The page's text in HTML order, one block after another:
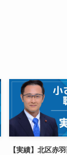
【実績】北区赤